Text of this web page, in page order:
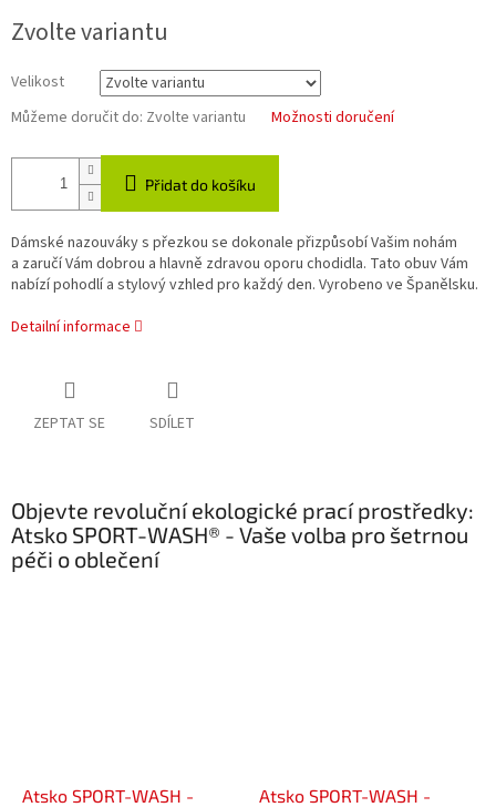
cena:
Zvolte variantu
Velikost
Můžeme doručit do: Zvolte variantu Možnosti doručení
Přidat do košíku
Dámské nazouváky s přezkou se dokonale přizpůsobí Vašim nohám
a zaručí Vám dobrou a hlavně zdravou oporu chodidla. Tato obuv Vám
nabízí pohodlí a stylový vzhled pro každý den. Vyrobeno ve Španělsku.
Detailní informace
ZEPTAT SE SDÍLET
Objevte revoluční ekologické prací prostředky:
Atsko SPORT-WASH® - Vaše volba pro šetrnou
péči o oblečení
Atsko SPORT-WASH -
Atsko SPORT-WASH -